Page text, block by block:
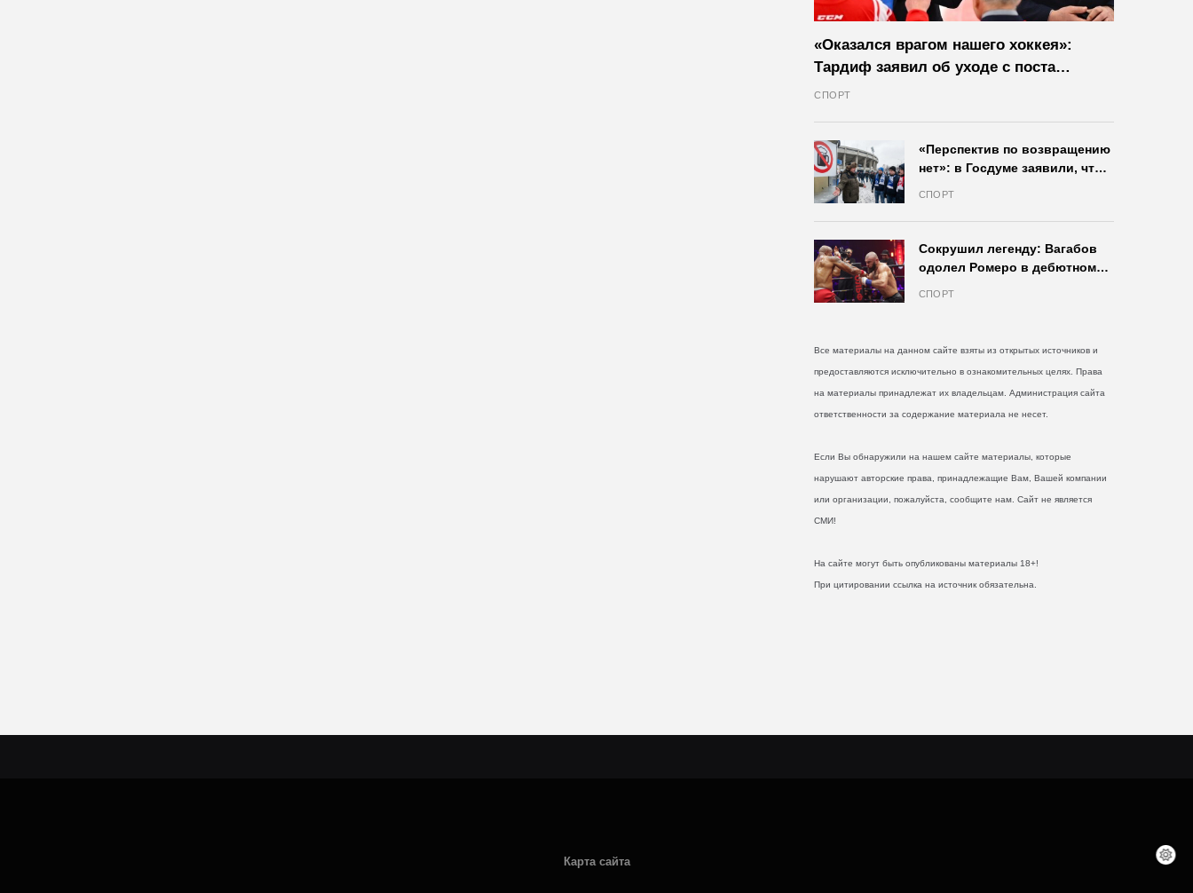
«Оказался врагом нашего хоккея»:
Тардиф заявил об уходе с поста
президента IIHF в октябре
СПОРТ
«Перспектив по возвращению
нет»: в Госдуме заявили, что
СПОРТ
Сокрушил легенду: Вагабов
одолел Ромеро в дебютном
СПОРТ
Все материалы на данном сайте взяты из открытых источников и
предоставляются исключительно в ознакомительных целях. Права
на материалы принадлежат их владельцам. Администрация сайта
ответственности за содержание материала не несет.
Если Вы обнаружили на нашем сайте материалы, которые
нарушают авторские права, принадлежащие Вам, Вашей компании
или организации, пожалуйста, сообщите нам. Сайт не является
СМИ!
На сайте могут быть опубликованы материалы 18+!
При цитировании ссылка на источник обязательна.
Карта сайта